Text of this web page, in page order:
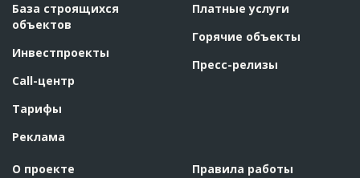
База строящихся
объектов
Инвестпроекты
Call-центр
Тарифы
Реклама
О проекте
Платные услуги
Горячие объекты
Пресс-релизы
Правила работы